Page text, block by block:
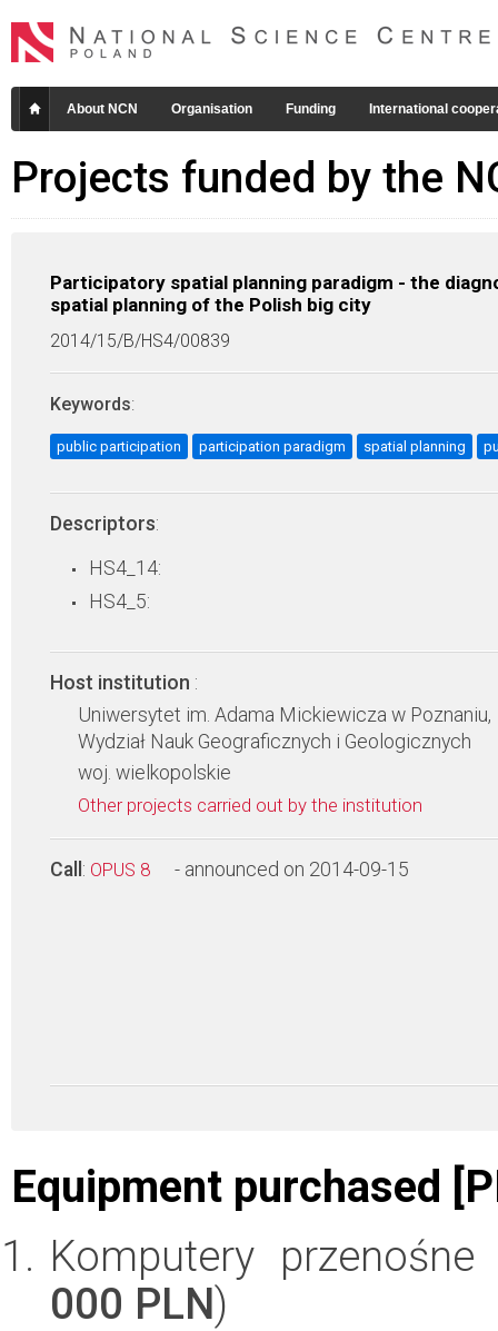
About NCN Organisation Funding International
Projects funded by the
Participatory spatial planning paradigm - the
spatial planning of the Polish big city
2014/15/B/HS4/00839
Keywords:
public participation participation paradigm spatial planning
Descriptors:
HS4_14:
HS4_5:
Host institution :
Uniwersytet im. Adama Mickiewicza w Poznaniu,
Wydział Nauk Geograficznych i Geologicznych
woj. wielkopolskie
Other projects carried out by the institution
Call : OPUS 8 - announced on 2014-09-15
Equipment purchased
Komputery
000 PLN)